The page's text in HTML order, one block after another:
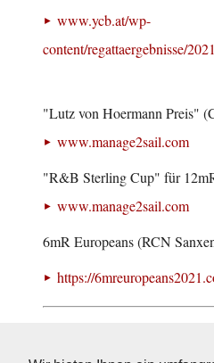
www.ycb.at/wp-
content/regattaergebnisse/
"Lutz von Hoermann Preis"
www.manage2sail.com
"R&B Sterling Cup" für
www.manage2sail.com
6mR Europeans (RCN
https://